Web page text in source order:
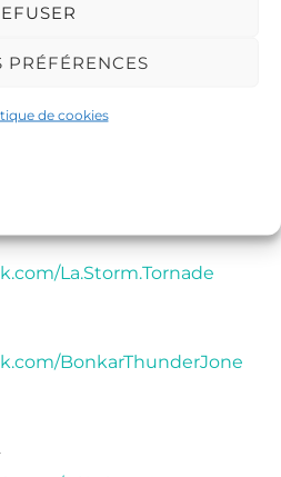
PRÉFÉRENCES
de cookies
music
La.Storm.Tornade
BonkarThunderJone